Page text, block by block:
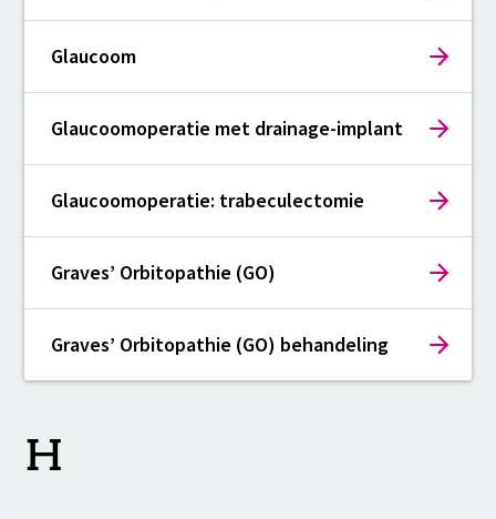
Glaucoom
Glaucoomoperatie met drainage-implant
Glaucoomoperatie: trabeculectomie
Graves’ Orbitopathie (GO)
Graves’ Orbitopathie (GO) behandeling
H